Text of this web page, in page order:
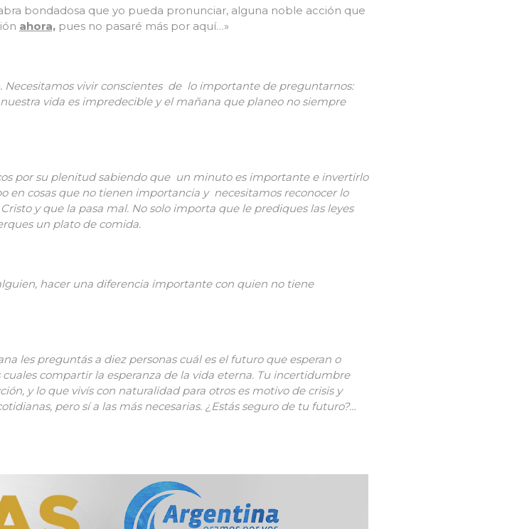
bondadosa que yo pueda pronunciar, alguna noble acción que
ahora, pues no pasaré más por aquí…»
Necesitamos vivir conscientes de lo importante de preguntarnos:
vida es impredecible y el mañana que planeo no siempre
por su plenitud sabiendo que un minuto es importante e invertirlo
en cosas que no tienen importancia y necesitamos reconocer lo
y que la pasa mal. No solo importa que le prediques las leyes
un plato de comida.
hacer una diferencia importante con quien no tiene
les preguntás a diez personas cuál es el futuro que esperan o
compartir la esperanza de la vida eterna. Tu incertidumbre
y lo que vivís con naturalidad para otros es motivo de crisis y
pero sí a las más necesarias. ¿Estás seguro de tu futuro?…